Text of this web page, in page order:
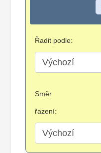
Řadit podle:
Směr
řazení: